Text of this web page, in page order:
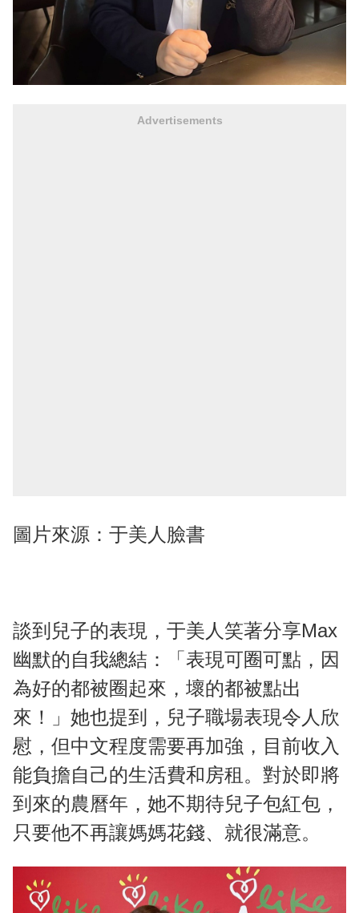
Advertisements
圖片來源：于美人臉書
談到兒子的表現，于美人笑著分享Max
幽默的自我總結：「表現可圈可點，因
為好的都被圈起來，壞的都被點出
來！」她也提到，兒子職場表現令人欣
慰，但中文程度需要再加強，目前收入
能負擔自己的生活費和房租。對於即將
到來的農曆年，她不期待兒子包紅包，
只要他不再讓媽媽花錢、就很滿意。